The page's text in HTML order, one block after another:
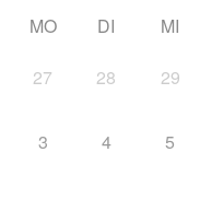
MO DI MI
27 28 29
3 4 5